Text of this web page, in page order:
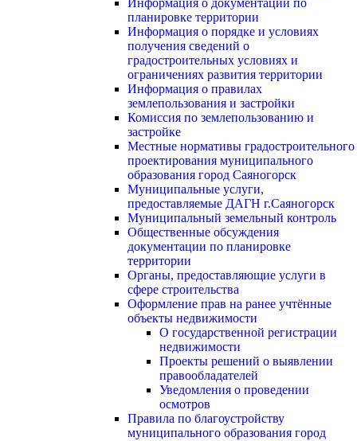
Информация о документации по
планировке территории
Информация о порядке и условиях
получения сведений о
градостроительных условиях и
ограничениях развития территории
Информация о правилах
землепользования и застройки
Комиссия по землепользованию и
застройке
Местные нормативы градостроительного
проектирования муниципального
образования город Саяногорск
Муниципальные услуги,
предоставляемые ДАГН г.Саяногорск
Муниципальный земельный контроль
Общественные обсуждения
документации по планировке
территории
Органы, предоставляющие услуги в
сфере строительства
Оформление прав на ранее учтённые
объекты недвижимости
О государственной регистрации
недвижимости
Проекты решений о выявлении
правообладателей
Уведомления о проведении
осмотров
Правила по благоустройству
муниципального образования город